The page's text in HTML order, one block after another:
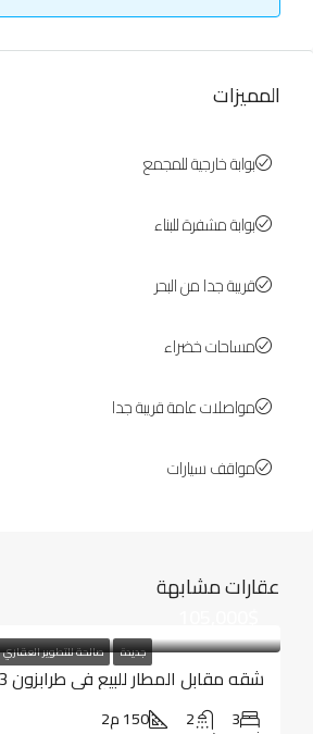
المميزات
بوابة خارجية للمجمع
بوابة مشفرة للبناء
قريبة جدا من البحر
مساحات خضراء
مواصلات عامة قريبة جدا
مواقف سيارات
عقارات مشابهة
جديدة صالحة للتطوير العقاري
شقه مقابل المطار للبيع في طرابزون 3+1
3
2 150 م2